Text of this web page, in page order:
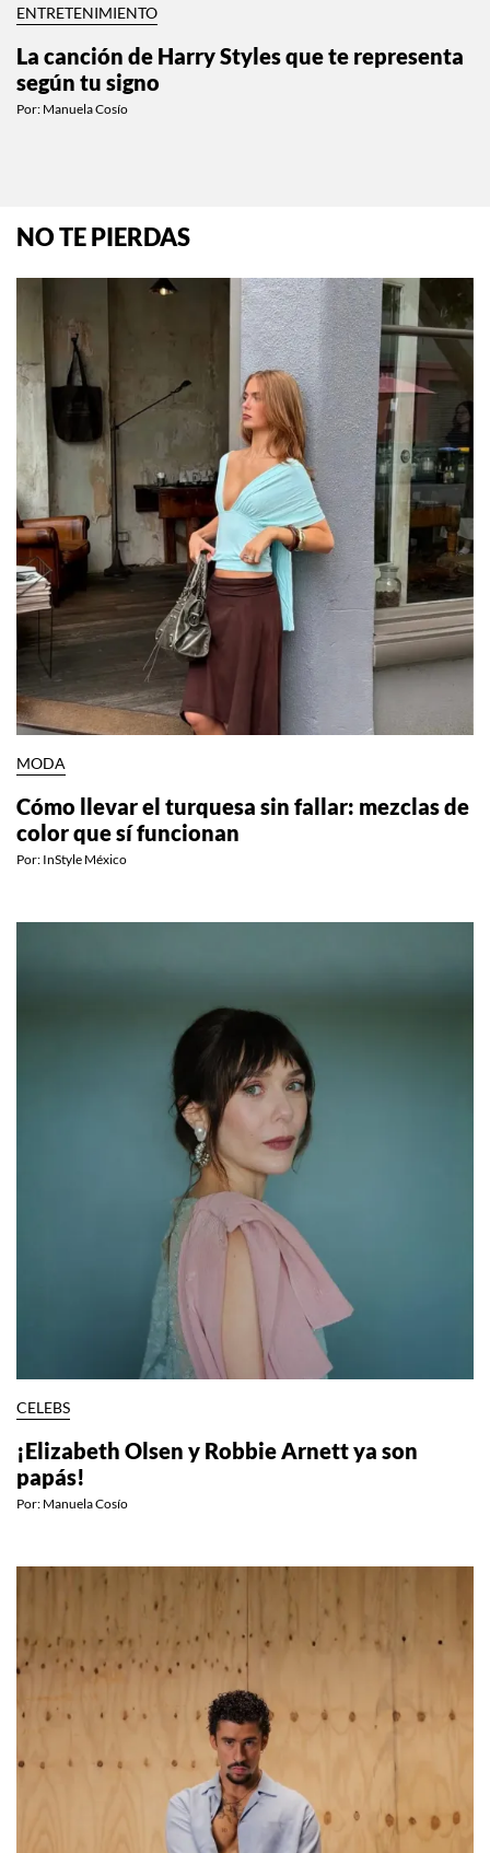
ENTRETENIMIENTO
La canción de Harry Styles que te representa
según tu signo
Por: Manuela Cosío
NO TE PIERDAS
MODA
Cómo llevar el turquesa sin fallar: mezclas de
color que sí funcionan
Por: InStyle México
CELEBS
¡Elizabeth Olsen y Robbie Arnett ya son
papás!
Por: Manuela Cosío